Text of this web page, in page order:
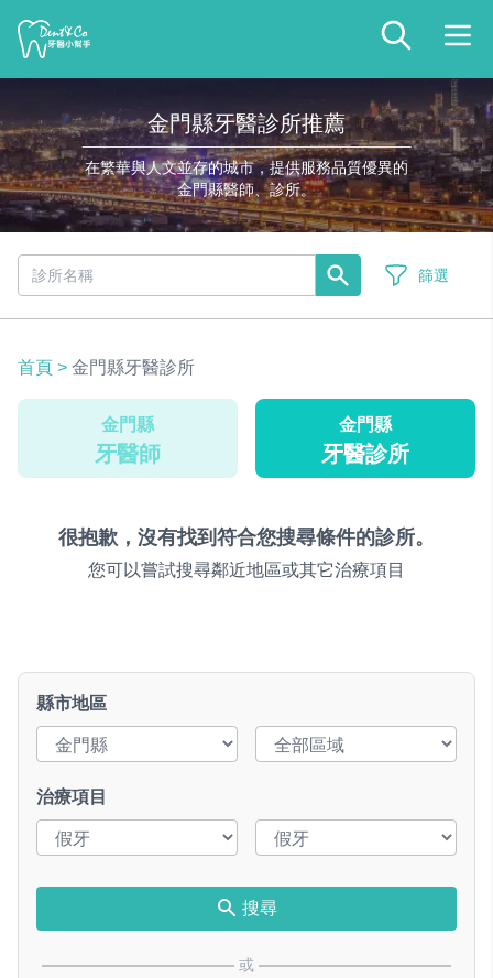
金門縣牙醫診所推薦
在繁華與人文並存的城市，提供服務品質優異的
金門縣醫師、診所。
篩選
首頁 > 金門縣牙醫診所
金門縣
牙醫師
金門縣
牙醫診所
很抱歉，沒有找到符合您搜尋條件的診所。
您可以嘗試搜尋鄰近地區或其它治療項目
縣市地區
治療項目
搜尋
或